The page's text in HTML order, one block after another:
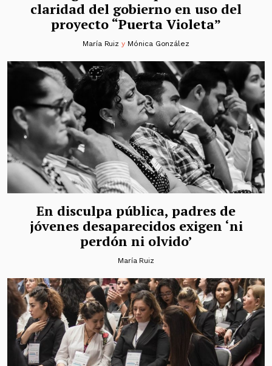
claridad del gobierno en uso del
proyecto “Puerta Violeta”
María Ruiz y Mónica González
En disculpa pública, padres de
jóvenes desaparecidos exigen ‘ni
perdón ni olvido’
María Ruiz